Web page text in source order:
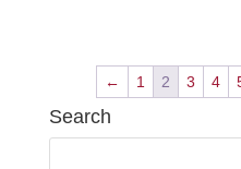
← 1 2 3 4
Search